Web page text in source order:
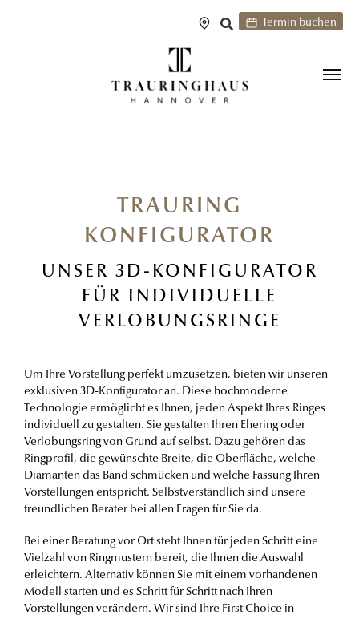
Termin buchen
TRAURING
KONFIGURATOR
UNSER 3D-KONFIGURATOR
FÜR INDIVIDUELLE
VERLOBUNGSRINGE
Um Ihre Vorstellung perfekt umzusetzen, bieten wir unseren
exklusiven 3D-Konfigurator an. Diese hochmoderne
Technologie ermöglicht es Ihnen, jeden Aspekt Ihres Ringes
individuell zu gestalten. Sie gestalten Ihren Ehering oder
Verlobungsring von Grund auf selbst. Dazu gehören das
Ringprofil, die gewünschte Breite, die Oberfläche, welche
Diamanten das Band schmücken und welche Fassung Ihren
Vorstellungen entspricht. Selbstverständlich sind unsere
freundlichen Berater bei allen Fragen für Sie da.
Bei einer Beratung vor Ort steht Ihnen für jeden Schritt eine
Vielzahl von Ringmustern bereit, die Ihnen die Auswahl
erleichtern. Alternativ können Sie mit einem vorhandenen
Modell starten und es Schritt für Schritt nach Ihren
Vorstellungen verändern. Wir sind Ihre First Choice in